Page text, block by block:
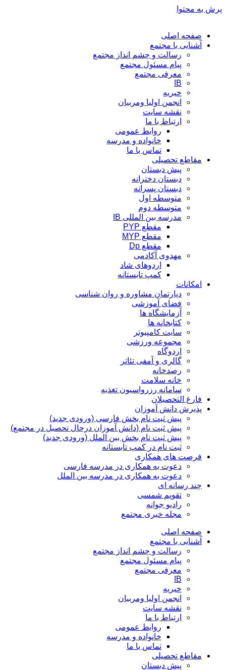
پرش به محتوا
صفحه اصلی
آشنایی با مجتمع
رسالت و چشم انداز مجتمع
پیام مسئول مجتمع
معرفی مجتمع
IB
خیریه
انجمن اولیا ومربیان
نقشه سایت
ارتباط با ما
روابط عمومی
خانواده و مدرسه
تماس با ما
مقاطع تحصیلی
پیش دبستان
دبستان دخترانه
دبستان پسرانه
متوسطه اول
متوسطه دوم
مدرسه بین المللی IB
مقطع PYP
مقطع MYP
مقطع Dp
مهدوی آکادمی
اردوهای شاد
کمپ تابستانه
امکانات
دپارتمان مشاوره و روان شناسی
فضای آموزشی
آزمایشگاه ها
کتابخانه ها
سایت کامپیوتر
مجموعه ورزشی
اردوگاه
گالری و آمفی تئاتر
رصدخانه
خانه سلامت
سامانه رزرواسیون تغذیه
فارغ التحصیلان
پذیرش دانش آموزان
پیش ثبت نام بخش فارسی (ورودی جدید)
پیش ثبت نام (دانش آموزان درحال تحصیل در مجتمع)
پیش ثبت نام بخش بین الملل (ورودی جدید)
ثبت نام در کمپ تابستانه
فرصت های همکاری
دعوت به همکاری در مدرسه فارسی
دعوت به همکاری در مدرسه بین الملل
چند رسانه ای
تقویم شمسی
رادیو جوانه
مجله خبری مجتمع
صفحه اصلی
آشنایی با مجتمع
رسالت و چشم انداز مجتمع
پیام مسئول مجتمع
معرفی مجتمع
IB
خیریه
انجمن اولیا ومربیان
نقشه سایت
ارتباط با ما
روابط عمومی
خانواده و مدرسه
تماس با ما
مقاطع تحصیلی
پیش دبستان